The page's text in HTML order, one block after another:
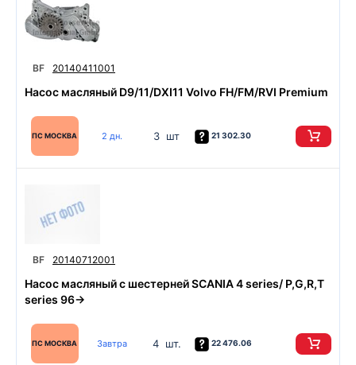
BF 20140411001
Насос масляный D9/11/DXI11 Volvo FH/FM/RVI Premium
ПС МОСКВА 2 дн. 3 шт 21 302.30
BF 20140712001
Насос масляный с шестерней SCANIA 4 series/ P,G,R,T
series 96->
ПС МОСКВА Завтра 4 шт. 22 476.06